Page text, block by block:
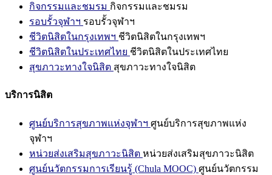
กิจกรรมและชมรม กิจกรรมและชมรม
รอบรั้วจุฬาฯ รอบรั้วจุฬาฯ
ชีวิตนิสิตในกรุงเทพฯ ชีวิตนิสิตในกรุงเทพฯ
ชีวิตนิสิตในประเทศไทย ชีวิตนิสิตในประเทศไทย
สุขภาวะทางใจนิสิต สุขภาวะทางใจนิสิต
บริการนิสิต
ศูนย์บริการสุขภาพแห่งจุฬาฯ ศูนย์บริการสุขภาพแห่ง
จุฬาฯ
หน่วยส่งเสริมสุขภาวะนิสิต หน่วยส่งเสริมสุขภาวะนิสิต
ศูนย์นวัตกรรมการเรียนรู้ (Chula MOOC) ศูนย์นวัตกรรม